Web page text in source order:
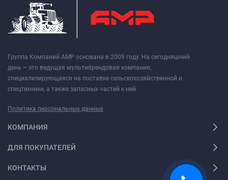
Группа Компаний АМР основана в 2009 году. На сегодняшний
день – это ведущая мультибрендовая компания,
специализирующаяся на поставке сельскохозяйственной и
спецтехники, а также запасных частей к ней.
Политика персональных данных
КОМПАНИЯ
ДЛЯ ПОКУПАТЕЛЕЙ
КОНТАКТЫ